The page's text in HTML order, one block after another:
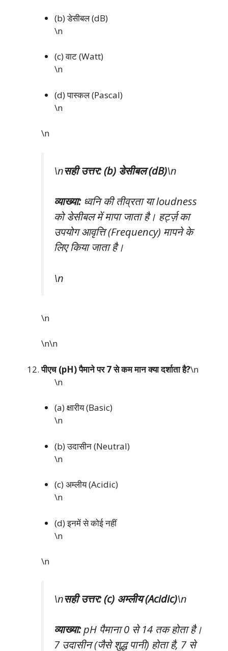
(b) डेसीबल (dB)
\n
(c) वाट (Watt)
\n
(d) पास्कल (Pascal)
\n
\n
\nसही उत्तर: (b) डेसीबल (dB)\n
व्याख्या:ध्वनि की तीव्रता या loudness
को डेसीबल में मापा जाता है। हर्ट्ज़ का
उपयोग आवृत्ति (Frequency) मापने के
लिए किया जाता है।
\n
\n
\n\n
पीएच (pH) पैमाने पर 7 से कम मान क्या दर्शाता है?\n
\n
(a) क्षारीय (Basic)
\n
(b) उदासीन (Neutral)
\n
(c) अम्लीय (Acidic)
\n
(d) इनमें से कोई नहीं
\n
\n
\nसही उत्तर: (c) अम्लीय (Acidic)\n
व्याख्या:pH पैमाना 0 से 14 तक होता है।
7 उदासीन (जैसे शुद्ध पानी) होता है, 7 से